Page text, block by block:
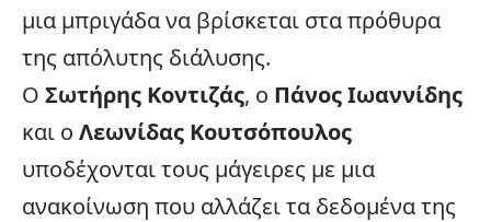
μια μπριγάδα να βρίσκεται στα πρόθυρα
της απόλυτης διάλυσης.
Ο Σωτήρης Κοντιζάς, ο Πάνος Ιωαννίδης
και ο Λεωνίδας Κουτσόπουλος
υποδέχονται τους μάγειρες με μια
ανακοίνωση που αλλάζει τα δεδομένα της